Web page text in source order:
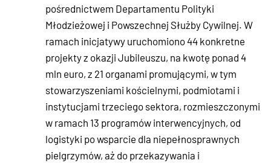
pośrednictwem Departamentu Polityki
Młodzieżowej i Powszechnej Służby Cywilnej. W
ramach inicjatywy uruchomiono 44 konkretne
projekty z okazji Jubileuszu, na kwotę ponad 4
mln euro, z 21 organami promującymi, w tym
stowarzyszeniami kościelnymi, podmiotami i
instytucjami trzeciego sektora, rozmieszczonymi
w ramach 13 programów interwencyjnych, od
logistyki po wsparcie dla niepełnosprawnych
pielgrzymów, aż do przekazywania i